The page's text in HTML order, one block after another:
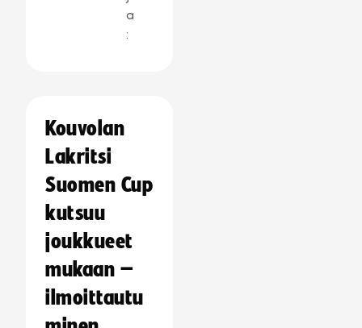
a
:
Kouvolan
Lakritsi
Suomen Cup
kutsuu
joukkueet
mukaan –
ilmoittautu